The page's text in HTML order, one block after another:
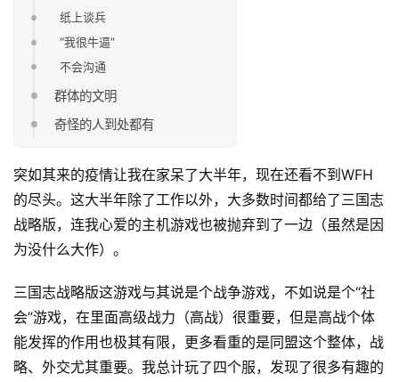
纸上谈兵
“我很牛逼”
不会沟通
群体的文明
奇怪的人到处都有
突如其来的疫情让我在家呆了大半年，现在还看不到WFH
的尽头。这大半年除了工作以外，大多数时间都给了三国志
战略版，连我心爱的主机游戏也被抛弃到了一边（虽然是因
为没什么大作）。
三国志战略版这游戏与其说是个战争游戏，不如说是个“社
会”游戏，在里面高级战力（高战）很重要，但是高战个体
能发挥的作用也极其有限，更多看重的是同盟这个整体，战
略、外交尤其重要。我总计玩了四个服，发现了很多有趣的